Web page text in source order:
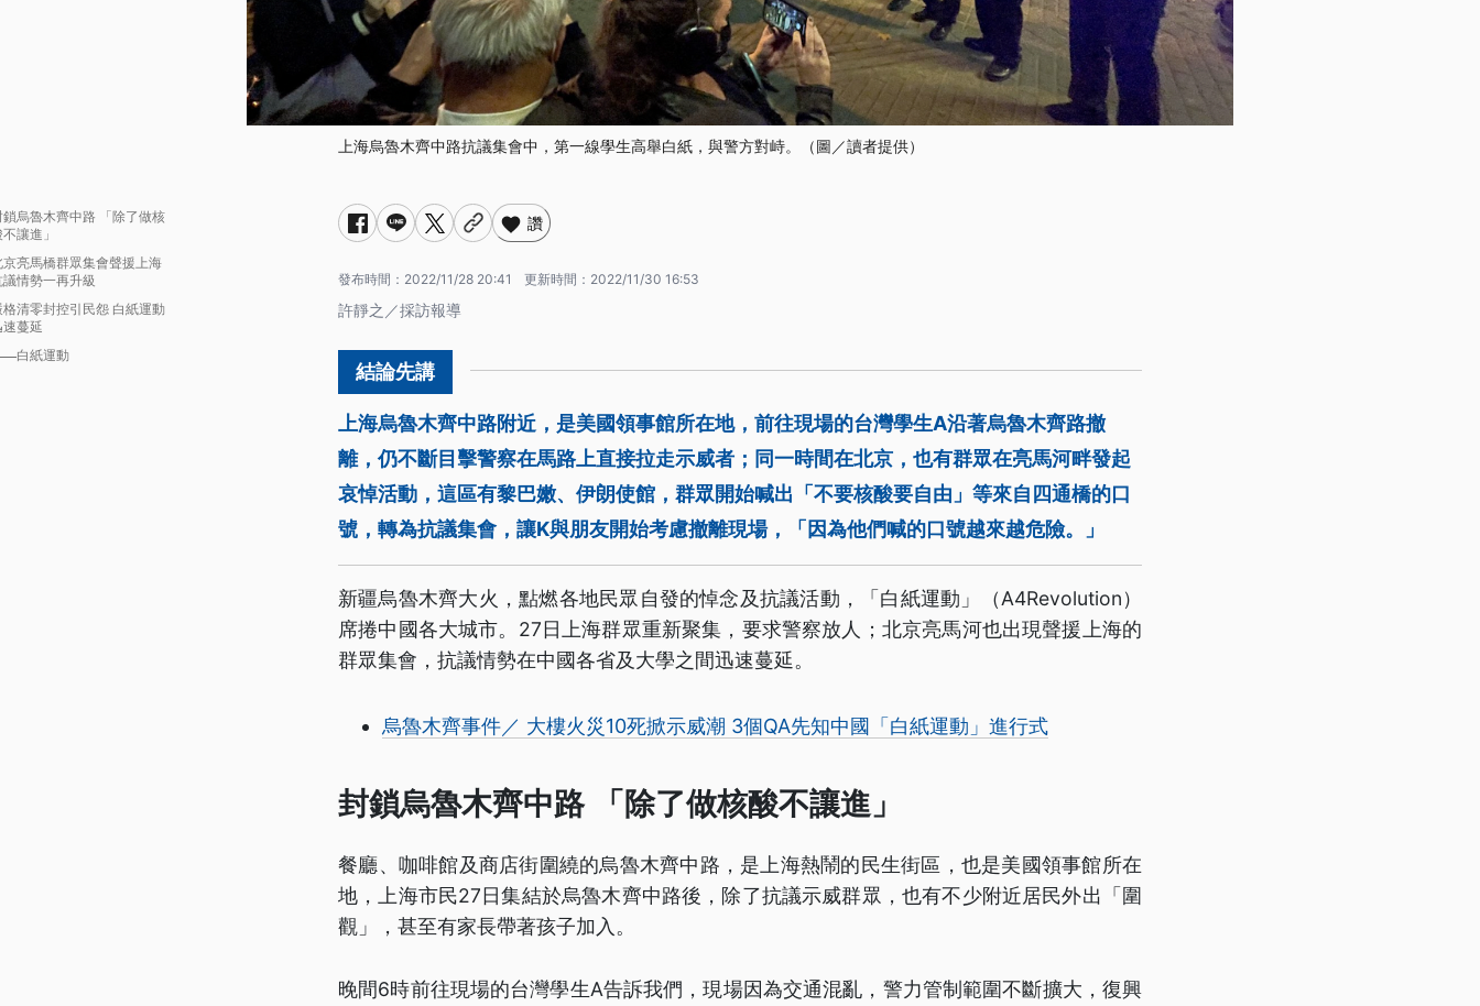
上海烏魯木齊中路抗議集會中，第一線學生高舉白紙，與警方對峙。（圖／讀者提供）
鎖烏魯木齊中路 「除了做核
讓進」
京亮馬橋群眾集會聲援上海
議情勢一再升級
格清零封控引民怨 白紙運動
速蔓延
白紙運動
讚
發布時間： 2022/11/28 20:41 更新時間： 2022/11/30 16:53
許靜之／採訪報導
上海烏魯木齊中路附近，是美國領事館所在地，前往現場的台灣學生A沿著烏魯木齊路撤
離，仍不斷目擊警察在馬路上直接拉走示威者；同一時間在北京，也有群眾在亮馬河畔發起
哀悼活動，這區有黎巴嫩、伊朗使館，群眾開始喊出「不要核酸要自由」等來自四通橋的口
號，轉為抗議集會，讓K與朋友開始考慮撤離現場，「因為他們喊的口號越來越危險。」
新疆烏魯木齊大火，點燃各地民眾自發的悼念及抗議活動，「白紙運動」（A4Revolution）
席捲中國各大城市。27日上海群眾重新聚集，要求警察放人；北京亮馬河也出現聲援上海的
群眾集會，抗議情勢在中國各省及大學之間迅速蔓延。
烏魯木齊事件／ 大樓火災10死掀示威潮 3個QA先知中國「白紙運動」進行式
封鎖烏魯木齊中路 「除了做核酸不讓進」
餐廳、咖啡館及商店街圍繞的烏魯木齊中路，是上海熱鬧的民生街區，也是美國領事館所在
地，上海市民27日集結於烏魯木齊中路後，除了抗議示威群眾，也有不少附近居民外出「圍
觀」，甚至有家長帶著孩子加入。
晚間6時前往現場的台灣學生A告訴我們，現場因為交通混亂，警力管制範圍不斷擴大，復興